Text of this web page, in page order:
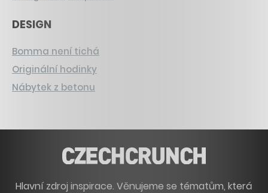
DESIGN
Bomma není tichá
Originální hodinky
Nábytek z betonu
Hlavní zdroj inspirace. Věnujeme se tématům, která